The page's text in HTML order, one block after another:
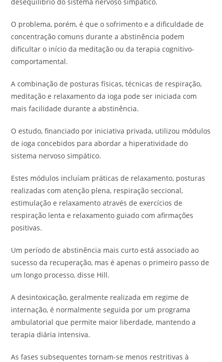
O problema, porém, é que o sofrimento e a dificuldade de
concentração comuns durante a abstinência podem
dificultar o início da meditação ou da terapia cognitivo-
comportamental.
A combinação de posturas físicas, técnicas de respiração,
meditação e relaxamento da ioga pode ser iniciada com
mais facilidade durante a abstinência.
O estudo, financiado por iniciativa privada, utilizou módulos
de ioga concebidos para abordar a hiperatividade do
sistema nervoso simpático.
Estes módulos incluíam práticas de relaxamento, posturas
realizadas com atenção plena, respiração seccional,
estimulação e relaxamento através de exercícios de
respiração lenta e relaxamento guiado com afirmações
positivas.
Um período de abstinência mais curto está associado ao
sucesso da recuperação, mas é apenas o primeiro passo de
um longo processo, disse Hill.
A desintoxicação, geralmente realizada em regime de
internação, é normalmente seguida por um programa
ambulatorial que permite maior liberdade, mantendo a
terapia diária intensiva.
As fases subsequentes tornam-se menos restritivas à